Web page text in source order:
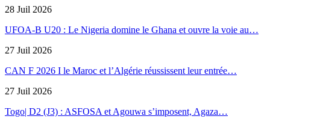
28 Juil 2026
UFOA-B U20 : Le Nigeria domine le Ghana et ouvre la voie au…
27 Juil 2026
CAN F 2026 I le Maroc et l’Algérie réussissent leur entrée…
27 Juil 2026
Togo| D2 (J3) : ASFOSA et Agouwa s’imposent, Agaza…